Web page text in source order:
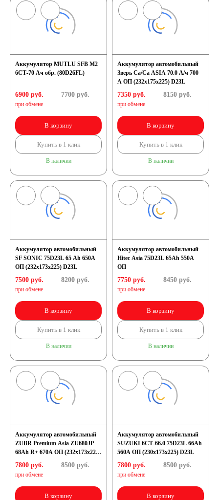
Аккумулятор MUTLU SFB M2
6СТ-70 Ач обр. (80D26FL)
6900 руб.
при обмене
7700руб.
В корзину
Купить в 1 клик
В наличии
Аккумулятор автомобильный
Зверь Са/Са ASIA 70.0 А/ч 700
А ОП (232x175x225) D23L
7350 руб.
при обмене
8150руб.
В корзину
Купить в 1 клик
В наличии
Аккумулятор автомобильный
SF SONIC 75D23L 65 Ah 650A
ОП (232x173x225) D23L
7500 руб.
при обмене
8200руб.
В корзину
Купить в 1 клик
В наличии
Аккумулятор автомобильный
Hitec Asia 75D23L 65Ah 550A
ОП
7750 руб.
при обмене
8450руб.
В корзину
Купить в 1 клик
В наличии
Аккумулятор автомобильный
ZUBR Premium Asia ZU680JP
68Ah R+ 670A ОП (232x173x225)
D23L
7800 руб.
при обмене
8500руб.
В корзину
Аккумулятор автомобильный
SUZUKI 6СТ-66.0 75D23L 66Ah
560A ОП (230x173x225) D23L
7800 руб.
при обмене
8500руб.
В корзину